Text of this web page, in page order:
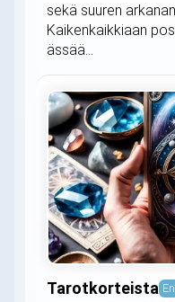
sekä suuren
Kaikenkaikkiaan
ässää...
Tarotkorteista